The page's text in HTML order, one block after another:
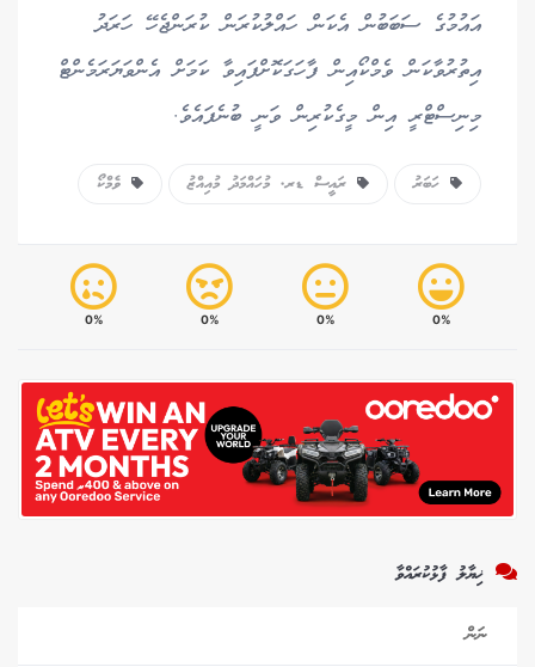
އައުމުގެ ސަބަބުން އެކަން ހައްލުކުރަން ކުރަންޖެހޭ ހަރަދު
އިތުރުވާކަން ވެމްކޯއިން ފާހަގަކޮށްފައިވާ ކަމަށް އެންވަޔަރަމެންޓް
މިނިސްޓްރީ އިން މީގެކުރިން ވަނީ ބުނެފައެވެ.
ހަބަރު ރައީސް ޑރ. މުހައްމަދު މުއިއްޒު ވެމްކޯ
0%
0%
0%
0%
ޚިޔާލު ފާޅުކުރައްވާ